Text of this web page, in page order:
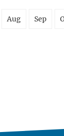
Aug Sep